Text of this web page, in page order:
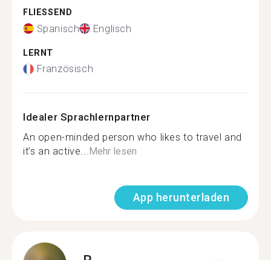
FLIESSEND
Spanisch Englisch
LERNT
Französisch
Idealer Sprachlernpartner
An open-minded person who likes to travel and
it’s an active...Mehr lesen
App herunterladen